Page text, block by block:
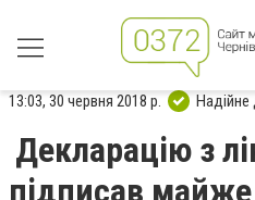
13:03, 30 червня 2018 р.
Декларацію з
підписав